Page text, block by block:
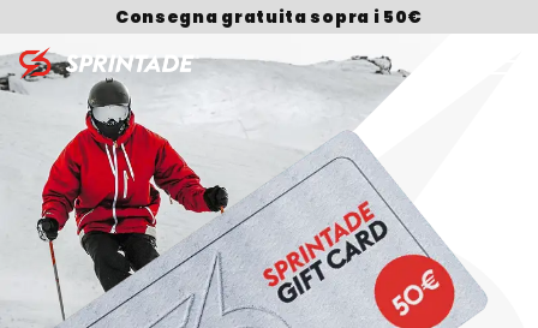
Consegna gratuita sopra i 50€
Search for: